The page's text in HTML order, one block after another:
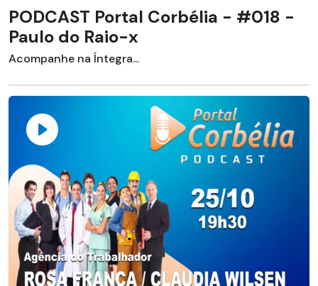
PODCAST Portal Corbélia - #018 -
Paulo do Raio-x
Acompanhe na Íntegra...